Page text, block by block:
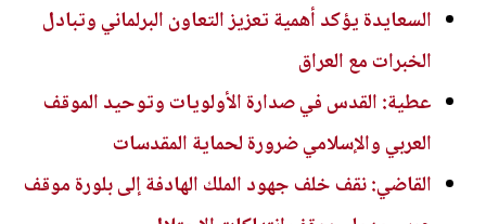
السعايدة يؤكد أهمية تعزيز التعاون البرلماني وتبادل
الخبرات مع العراق
عطية: القدس في صدارة الأولويات وتوحيد الموقف
العربي والإسلامي ضرورة لحماية المقدسات
القاضي: نقف خلف جهود الملك الهادفة إلى بلورة موقف